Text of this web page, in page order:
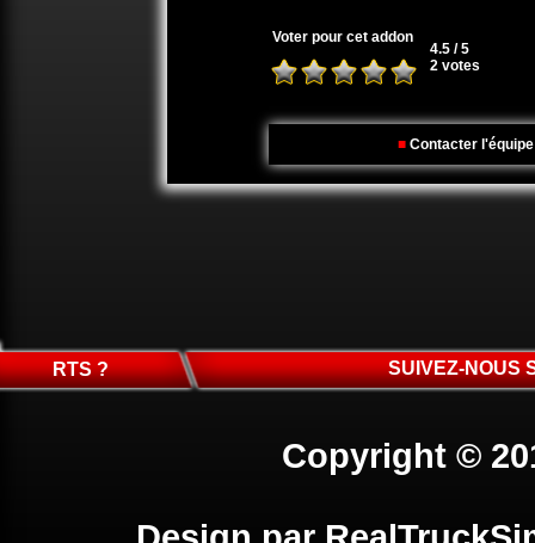
Voter pour cet addon
4.5 / 5
2 votes
■ Contacter
RTS ? SUIVEZ-NOUS
Copyright ©